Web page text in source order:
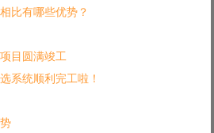
比有哪些优势？
目圆满竣工
系统顺利完工啦！